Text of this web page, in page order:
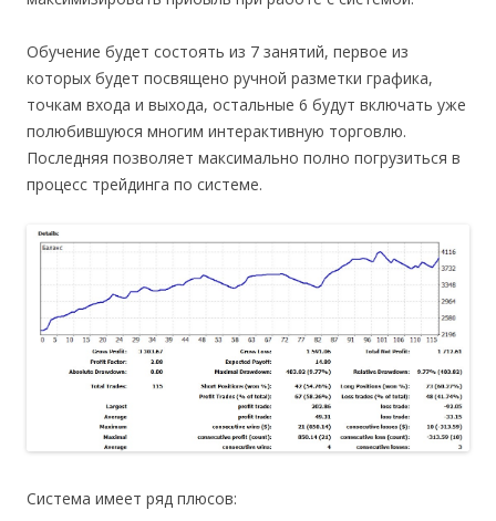
Обучение будет состоять из 7 занятий, первое из
которых будет посвящено ручной разметки графика,
точкам входа и выхода, остальные 6 будут включать уже
полюбившуюся многим интерактивную торговлю.
Последняя позволяет максимально полно погрузиться в
процесс трейдинга по системе.
Система имеет ряд плюсов: